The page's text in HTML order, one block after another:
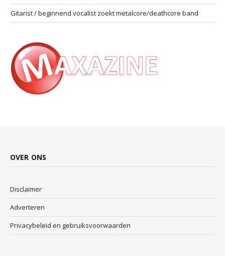
Gitarist / beginnend vocalist zoekt metalcore/deathcore band
OVER ONS
Disclaimer
Adverteren
Privacybeleid en gebruiksvoorwaarden